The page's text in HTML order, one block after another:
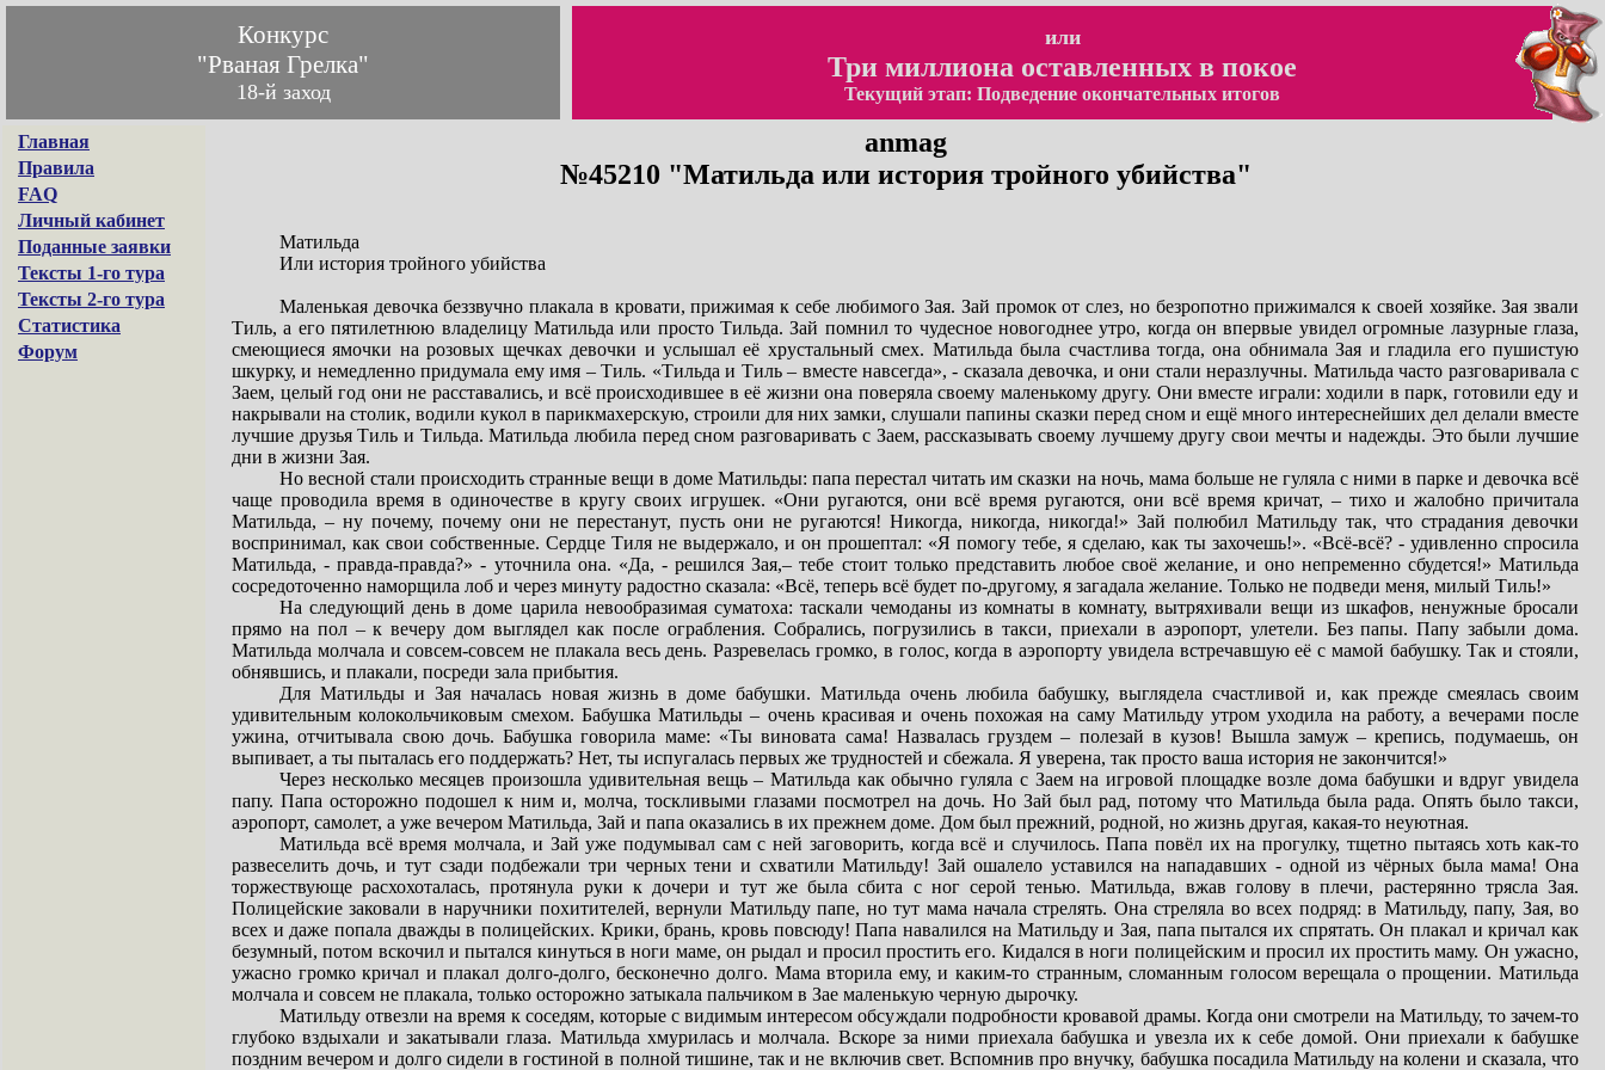
Конкурс
"Рваная Грелка"
18-й заход
или
Три миллиона оставленных в покое
Текущий этап: Подведение окончательных итогов
Главная
Правила
FAQ
Личный кабинет
Поданные заявки
Тексты 1-го тура
Тексты 2-го тура
Статистика
Форум
anmag
№45210 "Матильда или история тройного убийства"
Матильда
Или история тройного убийства
Маленькая девочка беззвучно плакала в кровати, прижимая к себе любимого Зая. Зай промок от слез, но безропотно прижимался к своей хозяйке. Зая звали
Тиль, а его пятилетнюю владелицу Матильда или просто Тильда. Зай помнил то чудесное новогоднее утро, когда он впервые увидел огромные лазурные глаза,
смеющиеся ямочки на розовых щечках девочки и услышал её хрустальный смех. Матильда была счастлива тогда, она обнимала Зая и гладила его пушистую
шкурку, и немедленно придумала ему имя – Тиль. «Тильда и Тиль – вместе навсегда», - сказала девочка, и они стали неразлучны. Матильда часто разговаривала с
Заем, целый год они не расставались, и всё происходившее в её жизни она поверяла своему маленькому другу. Они вместе играли: ходили в парк, готовили еду и
накрывали на столик, водили кукол в парикмахерскую, строили для них замки, слушали папины сказки перед сном и ещё много интереснейших дел делали вместе
лучшие друзья Тиль и Тильда. Матильда любила перед сном разговаривать с Заем, рассказывать своему лучшему другу свои мечты и надежды. Это были лучшие
дни в жизни Зая.
Но весной стали происходить странные вещи в доме Матильды: папа перестал читать им сказки на ночь, мама больше не гуляла с ними в парке и девочка всё
чаще проводила время в одиночестве в кругу своих игрушек. «Они ругаются, они всё время ругаются, они всё время кричат, – тихо и жалобно причитала
Матильда, – ну почему, почему они не перестанут, пусть они не ругаются! Никогда, никогда, никогда!» Зай полюбил Матильду так, что страдания девочки
воспринимал, как свои собственные. Сердце Тиля не выдержало, и он прошептал: «Я помогу тебе, я сделаю, как ты захочешь!». «Всё-всё? - удивленно спросила
Матильда, - правда-правда?» - уточнила она. «Да, - решился Зая,– тебе стоит только представить любое своё желание, и оно непременно сбудется!» Матильда
сосредоточенно наморщила лоб и через минуту радостно сказала: «Всё, теперь всё будет по-другому, я загадала желание. Только не подведи меня, милый Тиль!»
На следующий день в доме царила невообразимая суматоха: таскали чемоданы из комнаты в комнату, вытряхивали вещи из шкафов, ненужные бросали
прямо на пол – к вечеру дом выглядел как после ограбления. Собрались, погрузились в такси, приехали в аэропорт, улетели. Без папы. Папу забыли дома.
Матильда молчала и совсем-совсем не плакала весь день. Разревелась громко, в голос, когда в аэропорту увидела встречавшую её с мамой бабушку. Так и стояли,
обнявшись, и плакали, посреди зала прибытия.
Для Матильды и Зая началась новая жизнь в доме бабушки. Матильда очень любила бабушку, выглядела счастливой и, как прежде смеялась своим
удивительным колокольчиковым смехом. Бабушка Матильды – очень красивая и очень похожая на саму Матильду утром уходила на работу, а вечерами после
ужина, отчитывала свою дочь. Бабушка говорила маме: «Ты виновата сама! Назвалась груздем – полезай в кузов! Вышла замуж – крепись, подумаешь, он
выпивает, а ты пыталась его поддержать? Нет, ты испугалась первых же трудностей и сбежала. Я уверена, так просто ваша история не закончится!»
Через несколько месяцев произошла удивительная вещь – Матильда как обычно гуляла с Заем на игровой площадке возле дома бабушки и вдруг увидела
папу. Папа осторожно подошел к ним и, молча, тоскливыми глазами посмотрел на дочь. Но Зай был рад, потому что Матильда была рада. Опять было такси,
аэропорт, самолет, а уже вечером Матильда, Зай и папа оказались в их прежнем доме. Дом был прежний, родной, но жизнь другая, какая-то неуютная.
Матильда всё время молчала, и Зай уже подумывал сам с ней заговорить, когда всё и случилось. Папа повёл их на прогулку, тщетно пытаясь хоть как-то
развеселить дочь, и тут сзади подбежали три черных тени и схватили Матильду! Зай ошалело уставился на нападавших - одной из чёрных была мама! Она
торжествующе расхохоталась, протянула руки к дочери и тут же была сбита с ног серой тенью. Матильда, вжав голову в плечи, растерянно трясла Зая.
Полицейские заковали в наручники похитителей, вернули Матильду папе, но тут мама начала стрелять. Она стреляла во всех подряд: в Матильду, папу, Зая, во
всех и даже попала дважды в полицейских. Крики, брань, кровь повсюду! Папа навалился на Матильду и Зая, папа пытался их спрятать. Он плакал и кричал как
безумный, потом вскочил и пытался кинуться в ноги маме, он рыдал и просил простить его. Кидался в ноги полицейским и просил их простить маму. Он ужасно,
ужасно громко кричал и плакал долго-долго, бесконечно долго. Мама вторила ему, и каким-то странным, сломанным голосом верещала о прощении. Матильда
молчала и совсем не плакала, только осторожно затыкала пальчиком в Зае маленькую черную дырочку.
Матильду отвезли на время к соседям, которые с видимым интересом обсуждали подробности кровавой драмы. Когда они смотрели на Матильду, то зачем-то
глубоко вздыхали и закатывали глаза. Матильда хмурилась и молчала. Вскоре за ними приехала бабушка и увезла их к себе домой. Они приехали к бабушке
поздним вечером и долго сидели в гостиной в полной тишине, так и не включив свет. Вспомнив про внучку, бабушка посадила Матильду на колени и сказала, что